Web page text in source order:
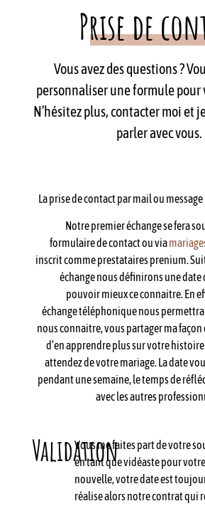
Prise de
Vous avez des questions ?
personnaliser une formule pour
N’hésitez plus, contacter moi et
parler avec vous.
La prise de contact par mail ou message
Notre premier échange se fera
formulaire de contact ou via
inscrit comme prestataires prenium.
échange nous définirons une date
pouvoir mieux ce connaitre. En
échange téléphonique nous permettra
nous connaitre, vous partager ma
d’en apprendre plus sur votre
attendez de votre mariage. La date
pendant une semaine, le temps de
avec les autres
Vous me faites part de votre
en tant que vidéaste pour
nouvelle, votre date est
réalise alors notre contrat qui
Validation